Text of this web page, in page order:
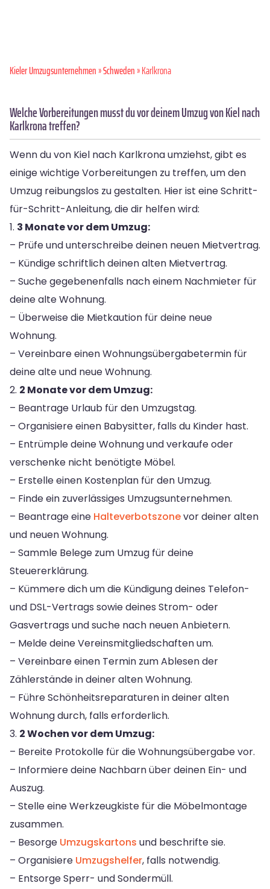
Kieler Umzugsunternehmen»Schweden» Karlkrona
Welche Vorbereitungen musst du vor deinem Umzug von Kiel nach
Karlkrona treffen?
Wenn du von Kiel nach Karlkrona umziehst, gibt es
einige wichtige Vorbereitungen zu treffen, um den
Umzug reibungslos zu gestalten. Hier ist eine Schritt-
für-Schritt-Anleitung, die dir helfen wird:
1. 3 Monate vor dem Umzug:
– Prüfe und unterschreibe deinen neuen Mietvertrag.
– Kündige schriftlich deinen alten Mietvertrag.
– Suche gegebenenfalls nach einem Nachmieter für
deine alte Wohnung.
– Überweise die Mietkaution für deine neue
Wohnung.
– Vereinbare einen Wohnungsübergabetermin für
deine alte und neue Wohnung.
2. 2 Monate vor dem Umzug:
– Beantrage Urlaub für den Umzugstag.
– Organisiere einen Babysitter, falls du Kinder hast.
– Entrümple deine Wohnung und verkaufe oder
verschenke nicht benötigte Möbel.
– Erstelle einen Kostenplan für den Umzug.
– Finde ein zuverlässiges Umzugsunternehmen.
– Beantrage eine Halteverbotszonevor deiner alten
und neuen Wohnung.
– Sammle Belege zum Umzug für deine
Steuererklärung.
– Kümmere dich um die Kündigung deines Telefon-
und DSL-Vertrags sowie deines Strom- oder
Gasvertrags und suche nach neuen Anbietern.
– Melde deine Vereinsmitgliedschaften um.
– Vereinbare einen Termin zum Ablesen der
Zählerstände in deiner alten Wohnung.
– Führe Schönheitsreparaturen in deiner alten
Wohnung durch, falls erforderlich.
3. 2 Wochen vor dem Umzug:
– Bereite Protokolle für die Wohnungsübergabe vor.
– Informiere deine Nachbarn über deinen Ein- und
Auszug.
– Stelle eine Werkzeugkiste für die Möbelmontage
zusammen.
– Besorge Umzugskartons und beschrifte sie.
– Organisiere Umzugshelfer, falls notwendig.
– Entsorge Sperr- und Sondermüll.